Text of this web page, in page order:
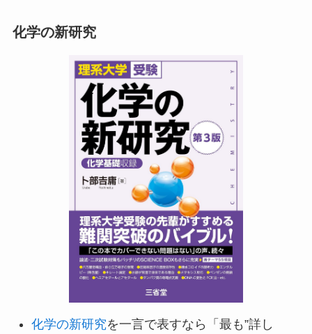
化学の新研究
化学の新研究を一言で表すなら「最も”詳し